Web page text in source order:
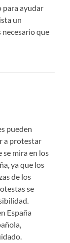
para ayudar
un
necesario que
pueden
a protestar
se mira en los
ya que los
de los
se
España